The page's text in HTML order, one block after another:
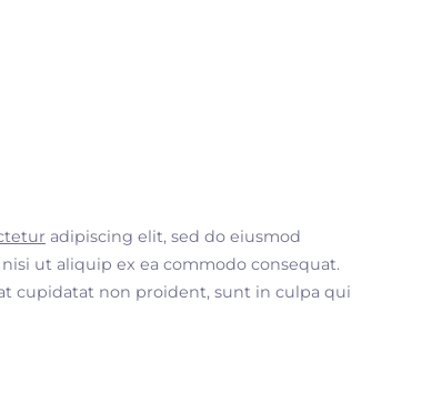
adipiscing elit, sed do eiusmod
ut aliquip ex ea commodo consequat.
cupidatat non proident, sunt in culpa qui